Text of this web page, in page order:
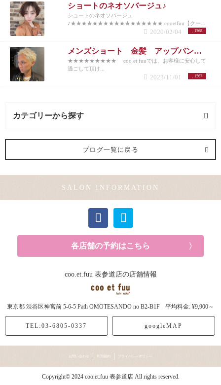
ショートのネオソバージュ♪
ショートのネオソバージュ
♪★★★★★★★★★★★★★★★★★ cooetfuu【クー...
1568
2020/02/04
メンズショート 金髪 アップバング 10代20代30代40代50代
★★★★★★★★★ coo et fuuでは、お客様に安心して
過ごして頂け...
1567
2023/11/01
カテゴリーから探す
ヘアメイク (1記事)
ブログ一覧に戻る
SALON INFORMATION
各店舗の予約はこちら
coo.et.fuu 表参道店の店舗情報
東京都 渋谷区神宮前 5-6-5 Path OMOTESANDO no B2-B1F 平均料金: ¥9,900～
TEL:03-6805-0337 googleMAP
お問い合わせ 利用規約 プライバシーポリシー
Copyright© 2024 coo.et.fuu 表参道店 All rights reserved.